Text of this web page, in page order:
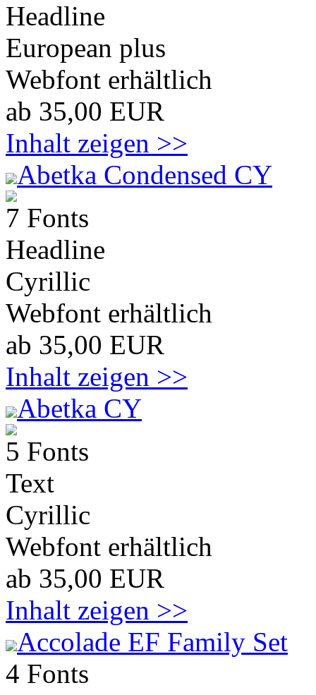
Headline
European plus
Webfont erhältlich
ab 35,00 EUR
Inhalt zeigen >>
Abetka Condensed CY
7 Fonts
Headline
Cyrillic
Webfont erhältlich
ab 35,00 EUR
Inhalt zeigen >>
Abetka CY
5 Fonts
Text
Cyrillic
Webfont erhältlich
ab 35,00 EUR
Inhalt zeigen >>
Accolade EF Family Set
4 Fonts